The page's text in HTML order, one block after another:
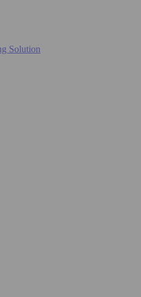
Solution